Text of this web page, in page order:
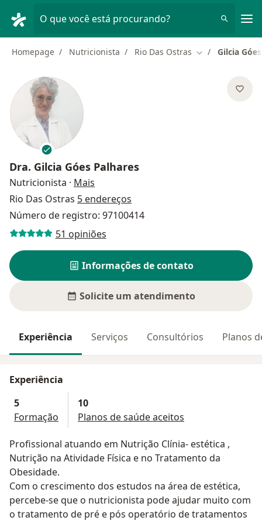
O que você está procurando?
Homepage Nutricionista Rio Das Ostras Mudar de cidade
Gilcia
Dra. Gilcia Góes Palhares
Nutricionista · Mais
Rio Das Ostras 5 endereços
Número de registro: 97100414
51 opiniões
Informações de contato
Solicite um atendimento
Experiência Serviços Consultórios Planos
Experiência
5
Formação
10
Planos de saúde aceitos
Profissional atuando em Nutrição Clínia- estética ,
Nutrição na Atividade Física e no Tratamento da
Obesidade.
Com o crescimento dos estudos na área de estética,
percebe-se que o nutricionista pode ajudar muito com
o tratamento de pré e pós operatório de tratamentos